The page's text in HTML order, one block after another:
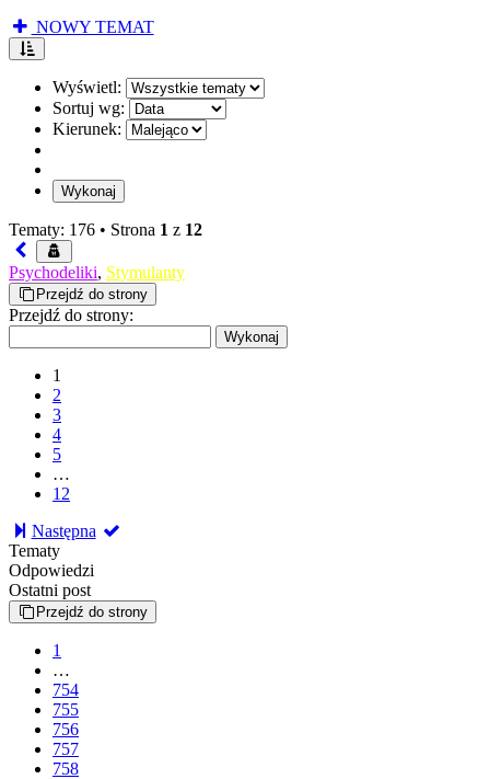
NOWY TEMAT
Wyświetl:
Sortuj wg:
Kierunek:
Tematy: 176 • Strona 1 z 12
Psychodeliki, Stymulanty
Przejdź do strony
Przejdź do strony:
1
2
3
4
5
…
12
Następna
Tematy
Odpowiedzi
Ostatni post
Przejdź do strony
1
…
754
755
756
757
758